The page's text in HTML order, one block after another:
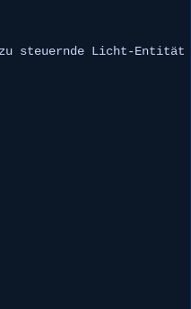
steuernde Licht-Entität